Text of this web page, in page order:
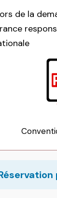
de la